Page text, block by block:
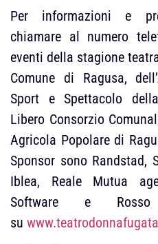
Per informazioni e
chiamare al numero
eventi della stagione
Comune di Ragusa,
Sport e Spettacolo
Libero Consorzio
Agricola Popolare di
Sponsor sono Randstad,
Iblea, Reale Mutua
Software e
su